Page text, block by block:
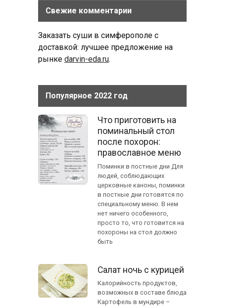
Свежие комментарии
Заказать суши в симферополе с
доставкой: лучшее предложение на
рынке darvin-eda.ru.
Популярное 2022 год
Что приготовить на
поминальный стол
после похорон:
православное меню
Поминки в постные дни Для
людей, соблюдающих
церковные каноны, поминки
в постные дни готовятся по
специальному меню. В нем
нет ничего особенного,
просто то, что готовится на
похороны на стол должно
быть
Салат ночь с курицей
Калорийность продуктов,
возможных в составе блюда
Картофель в мундире –